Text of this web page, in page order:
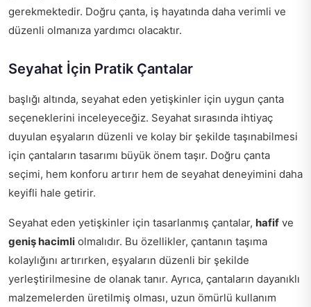
gerekmektedir. Doğru çanta, iş hayatında daha verimli ve
düzenli olmanıza yardımcı olacaktır.
Seyahat İçin Pratik Çantalar
başlığı altında, seyahat eden yetişkinler için uygun çanta
seçeneklerini inceleyeceğiz. Seyahat sırasında ihtiyaç
duyulan eşyaların düzenli ve kolay bir şekilde taşınabilmesi
için çantaların tasarımı büyük önem taşır. Doğru çanta
seçimi, hem konforu artırır hem de seyahat deneyimini daha
keyifli hale getirir.
Seyahat eden yetişkinler için tasarlanmış çantalar, hafif ve
geniş hacimli olmalıdır. Bu özellikler, çantanın taşıma
kolaylığını artırırken, eşyaların düzenli bir şekilde
yerleştirilmesine de olanak tanır. Ayrıca, çantaların dayanıklı
malzemelerden üretilmiş olması, uzun ömürlü kullanım